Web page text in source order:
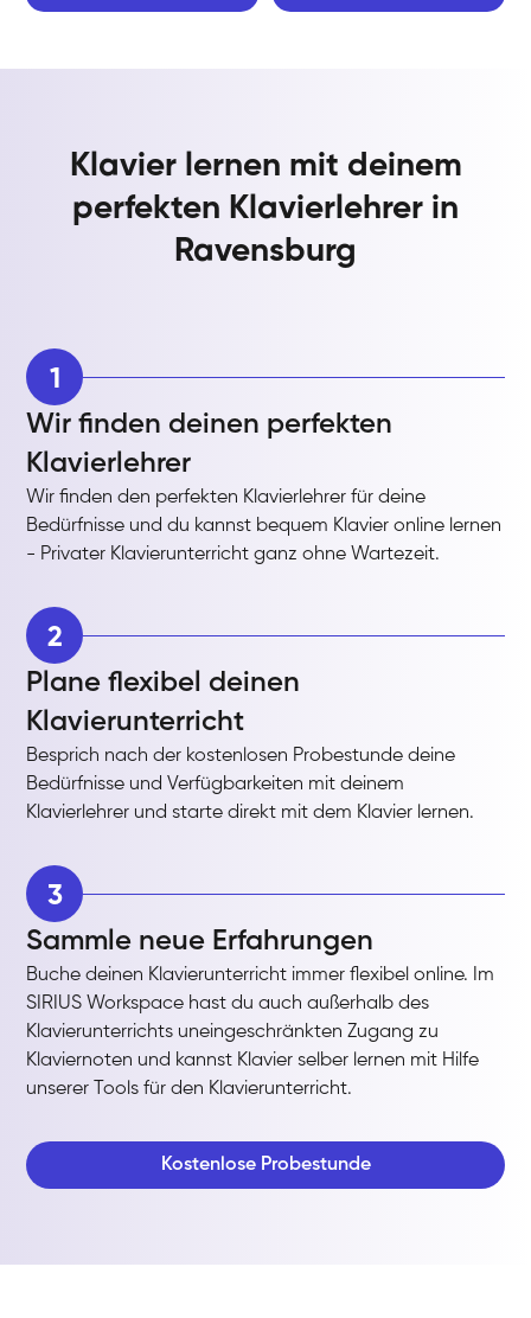
Klavier lernen mit deinem
perfekten Klavierlehrer in
Ravensburg
1
Wir finden deinen perfekten
Klavierlehrer
Wir finden den perfekten Klavierlehrer für deine
Bedürfnisse und du kannst bequem Klavier online lernen
- Privater Klavierunterricht ganz ohne Wartezeit.
2
Plane flexibel deinen
Klavierunterricht
Besprich nach der kostenlosen Probestunde deine
Bedürfnisse und Verfügbarkeiten mit deinem
Klavierlehrer und starte direkt mit dem Klavier lernen.
3
Sammle neue Erfahrungen
Buche deinen Klavierunterricht immer flexibel online. Im
SIRIUS Workspace hast du auch außerhalb des
Klavierunterrichts uneingeschränkten Zugang zu
Klaviernoten und kannst Klavier selber lernen mit Hilfe
unserer Tools für den Klavierunterricht.
Kostenlose Probestunde